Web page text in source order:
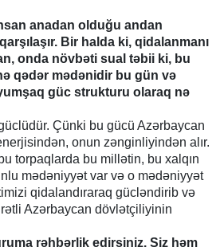
anadan olduğu andan
Bir halda ki, qidalanmanı
onda növbəti sual təbii ki, bu
qədər mədənidir bu gün və
güc strukturu olaraq nə
Çünki bu gücü Azərbaycan
onun zənginliyindən alır.
torpaqlarda bu millətin, bu xalqın
mədəniyyət var və o mədəniyyət
qidalandıraraq gücləndirib və
Azərbaycan dövlətçiliyinin
rəhbərlik edirsiniz. Siz həm